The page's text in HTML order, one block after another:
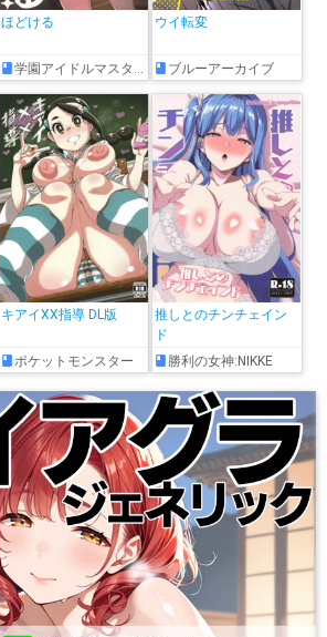
ほどける
学園アイドルマスター
ウイ転変
ブルーアーカイブ
キアイXX指導 DL版
ポケットモンスター
推しとのチンチェイン
ド
勝利の女神:NIKKE